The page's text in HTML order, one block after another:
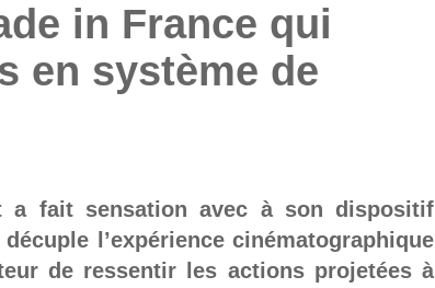
in France qui
en système de
a fait sensation avec à son dispositif
l’expérience cinématographique
de ressentir les actions projetées à